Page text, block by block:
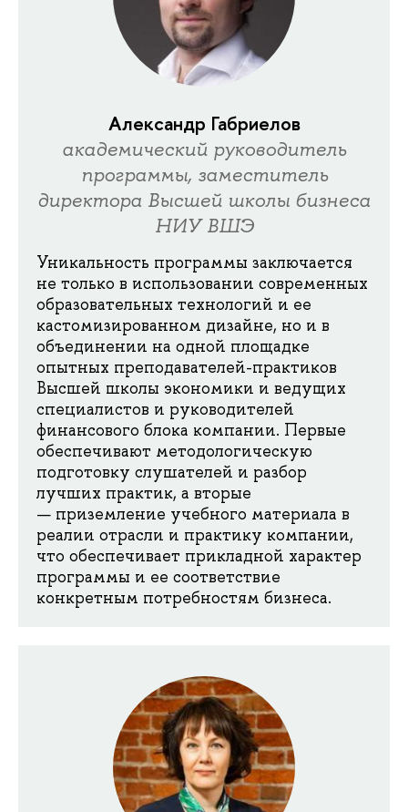
Александр Габриелов
академический руководитель
программы, заместитель
директора Высшей школы бизнеса
НИУ ВШЭ
Уникальность программы заключается
не только в использовании современных
образовательных технологий и ее
кастомизированном дизайне, но и в
объединении на одной площадке
опытных преподавателей-практиков
Высшей школы экономики и ведущих
специалистов и руководителей
финансового блока компании. Первые
обеспечивают методологическую
подготовку слушателей и разбор
лучших практик, а вторые
— приземление учебного материала в
реалии отрасли и практику компании,
что обеспечивает прикладной характер
программы и ее соответствие
конкретным потребностям бизнеса.